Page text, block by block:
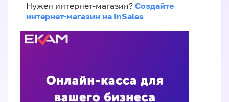
Нужен интернет-магазин? Создайте
интернет-магазин на InSales